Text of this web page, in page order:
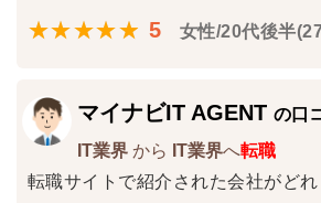
5 女性/20代後半
マイナビIT AGENT の口
IT業界 から IT業界へ転職
転職サイトで紹介された会社がど